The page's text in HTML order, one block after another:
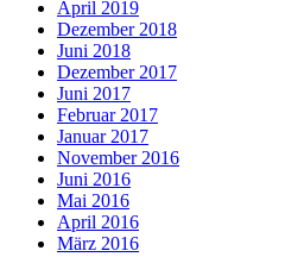
April 2019
Dezember 2018
Juni 2018
Dezember 2017
Juni 2017
Februar 2017
Januar 2017
November 2016
Juni 2016
Mai 2016
April 2016
März 2016